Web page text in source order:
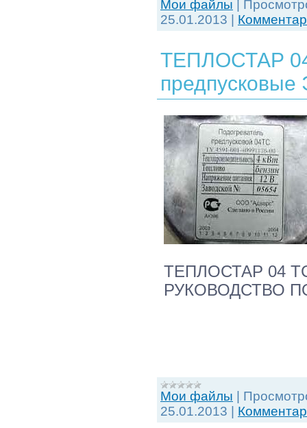
Мои файлы |
25.01.2013 |
ТЕПЛОСТАР
ТЕПЛОСТАР 04 ТС
РУКОВОДСТВО
Мои файлы
25.01.2013